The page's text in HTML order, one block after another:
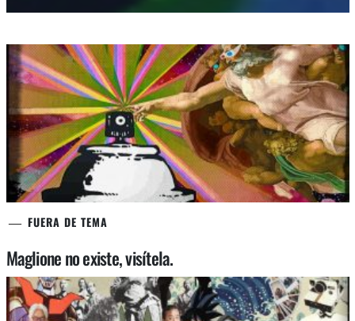
FUERA DE TEMA
Maglione no existe, visítela.